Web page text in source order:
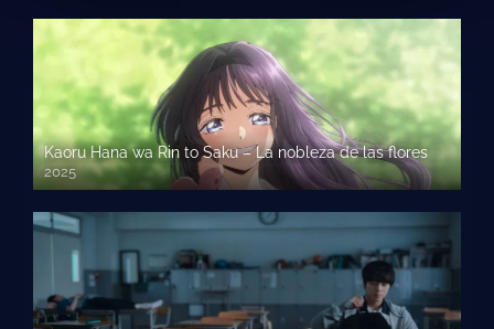
Kaoru Hana wa Rin to Saku – La nobleza de las flores
2025